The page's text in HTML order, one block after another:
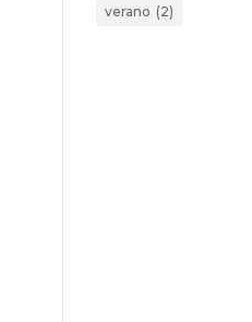
verano (2)